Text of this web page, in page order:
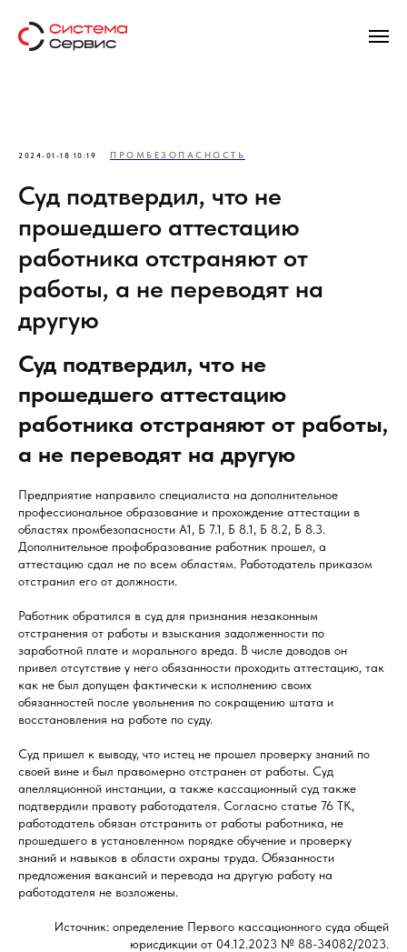
2024-01-18 10:19 ПРОМБЕЗОПАСНОСТЬ
Суд подтвердил, что не
прошедшего аттестацию
работника отстраняют от
работы, а не переводят на
другую
Суд подтвердил, что не
прошедшего аттестацию
работника отстраняют от работы,
а не переводят на другую
Предприятие направило специалиста на дополнительное
профессиональное образование и прохождение аттестации в
областях промбезопасности А1, Б 7.1, Б 8.1, Б 8.2, Б 8.3.
Дополнительное профобразование работник прошел, а
аттестацию сдал не по всем областям. Работодатель приказом
отстранил его от должности.
Работник обратился в суд для признания незаконным
отстранения от работы и взыскания задолженности по
заработной плате и морального вреда. В числе доводов он
привел отсутствие у него обязанности проходить аттестацию, так
как не был допущен фактически к исполнению своих
обязанностей после увольнения по сокращению штата и
восстановления на работе по суду.
Суд пришел к выводу, что истец не прошел проверку знаний по
своей вине и был правомерно отстранен от работы. Суд
апелляционной инстанции, а также кассационный суд также
подтвердили правоту работодателя. Согласно статье 76 ТК,
работодатель обязан отстранить от работы работника, не
прошедшего в установленном порядке обучение и проверку
знаний и навыков в области охраны труда. Обязанности
предложения вакансий и перевода на другую работу на
работодателя не возложены.
Источник: определение Первого кассационного суда общей
юрисдикции от 04.12.2023 № 88-34082/2023.